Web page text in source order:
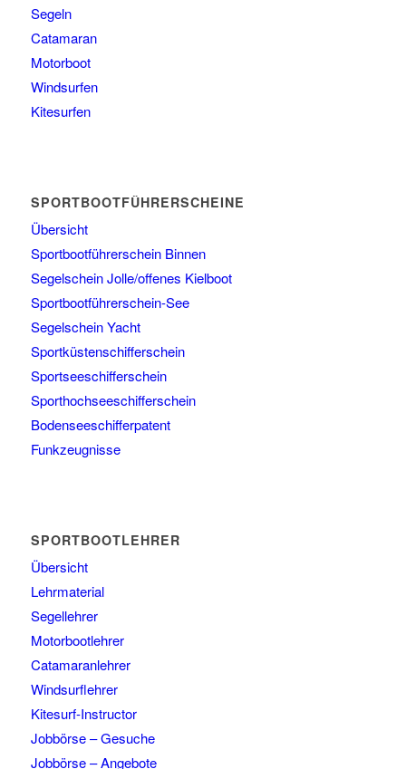
Segeln
Catamaran
Motorboot
Windsurfen
Kitesurfen
SPORTBOOTFÜHRERSCHEINE
Übersicht
Sportbootführerschein Binnen
Segelschein Jolle/offenes Kielboot
Sportbootführerschein-See
Segelschein Yacht
Sportküstenschifferschein
Sportseeschifferschein
Sporthochseeschifferschein
Bodenseeschifferpatent
Funkzeugnisse
SPORTBOOTLEHRER
Übersicht
Lehrmaterial
Segellehrer
Motorbootlehrer
Catamaranlehrer
Windsurflehrer
Kitesurf-Instructor
Jobbörse – Gesuche
Jobbörse – Angebote